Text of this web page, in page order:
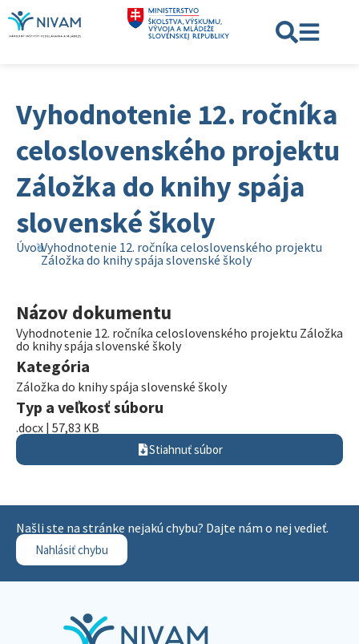
Vyhodnotenie 12. ročníka
celoslovenského projektu
Záložka do knihy spája
slovenské školy
ÚvodVyhodnotenie 12. ročníka celoslovenského projektu
Záložka do knihy spája slovenské školy
Názov dokumentu
Vyhodnotenie 12. ročníka celoslovenského projektu Záložka
do knihy spája slovenské školy
Kategória
Záložka do knihy spája slovenské školy
Typ a veľkosť súboru
.docx | 57,83 KB
Stiahnuť súbor
Našli ste na stránke nejakú chybu? Dajte nám o nej vedieť.
Nahlásiť chybu